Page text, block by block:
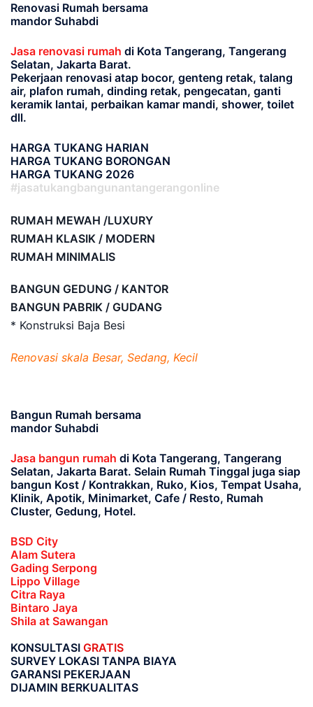
Renovasi Rumah bersama
mandor Suhabdi
Jasa renovasi rumah di Kota Tangerang, Tangerang
Selatan, Jakarta Barat.
Pekerjaan renovasi atap bocor, genteng retak, talang
air, plafon rumah, dinding retak, pengecatan, ganti
keramik lantai, perbaikan kamar mandi, shower, toilet
dll.
HARGA TUKANG HARIAN
HARGA TUKANG BORONGAN
HARGA TUKANG 2026
#jasatukangbangunantangerangonline
RUMAH MEWAH /LUXURY
RUMAH KLASIK / MODERN
RUMAH MINIMALIS
BANGUN GEDUNG / KANTOR
BANGUN PABRIK / GUDANG
* Konstruksi Baja Besi
Renovasi skala Besar, Sedang, Kecil
Bangun Rumah bersama
mandor Suhabdi
Jasa bangun rumah di Kota Tangerang, Tangerang
Selatan, Jakarta Barat. Selain Rumah Tinggal juga siap
bangun Kost / Kontrakkan, Ruko, Kios, Tempat Usaha,
Klinik, Apotik, Minimarket, Cafe / Resto, Rumah
Cluster, Gedung, Hotel.
BSD City
Alam Sutera
Gading Serpong
Lippo Village
Citra Raya
Bintaro Jaya
Shila at Sawangan
KONSULTASI GRATIS
SURVEY LOKASI TANPA BIAYA
GARANSI PEKERJAAN
DIJAMIN BERKUALITAS